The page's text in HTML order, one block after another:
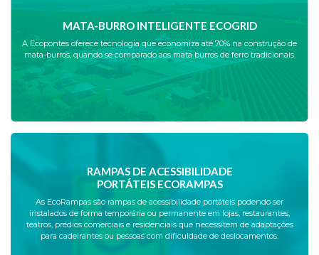
MATA-BURRO INTELIGENTE ECOGRID
A Ecopontes oferece tecnologia que economiza até 70% na construção de
mata-burros, quando se comparado aos mata burros de ferro tradicionais.
RAMPAS DE ACESSIBILIDADE
PORTÁTEIS ECORAMPAS
As EcoRampas são rampas de acessibilidade portáteis podendo ser
instalados de forma temporária ou permanente em lojas, restaurantes,
teatros, prédios comerciais e residenciais que necessitem de adaptações
para cadeirantes ou pessoas com dificuldade de deslocamentos.